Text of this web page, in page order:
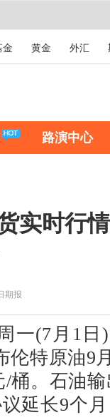
金 黄金 外汇
路演中心
实时行
期报
(7月1日)
伦特原油9
桶。石油
延长9个